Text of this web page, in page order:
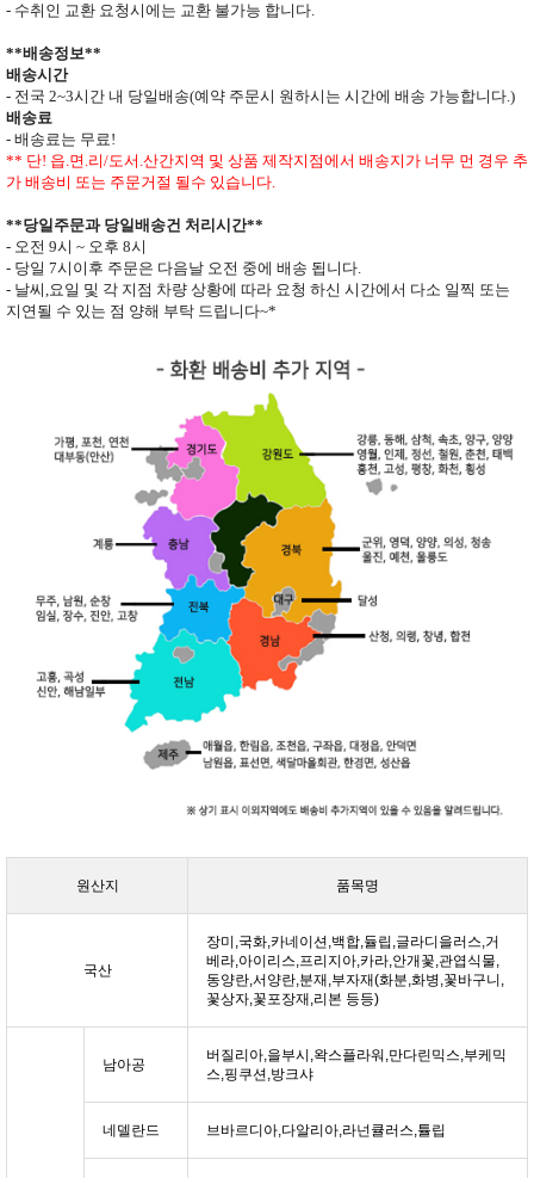
- 수취인 교환 요청시에는 교환 불가능 합니다.
**배송정보**
배송시간
- 전국 2~3시간 내 당일배송(예약 주문시 원하시는 시간에 배송 가능합니다.)
배송료
- 배송료는 무료!
** 단! 읍.면 .리/도서 .산간지역 및 상품 제작지점에서 배송지가 너무 먼 경우 추
가 배송비 또는 주문거절 될수 있습니다.
**당일주문과 당일배송건 처리시간**
- 오전 9시 ~ 오후 8시
- 당일 7시이후 주문은 다음날 오전 중에 배송 됩니다.
- 날씨,요일 및 각 지점 차량 상황에 따라 요청 하신 시간에서 다소 일찍 또는
지연될 수 있는 점 양해 부탁 드립니다~*
원산지 품목명
국산
장미,국화,카네이션,백합,듈립,글라디을러스,거
베라,아이리스,프리지아,카라,안개꽃,관엽식물,
동양란,서양란,분재,부자재(화분,화병,꽃바구니,
꽃상자,꽃포장재,리본 등등)
남아공
버질리아,을부시,왁스플라워,만다린믹스,부케믹
스,핑쿠션,방크샤
네델란드 브바르디아,다알리아,라넌큘러스,튤립